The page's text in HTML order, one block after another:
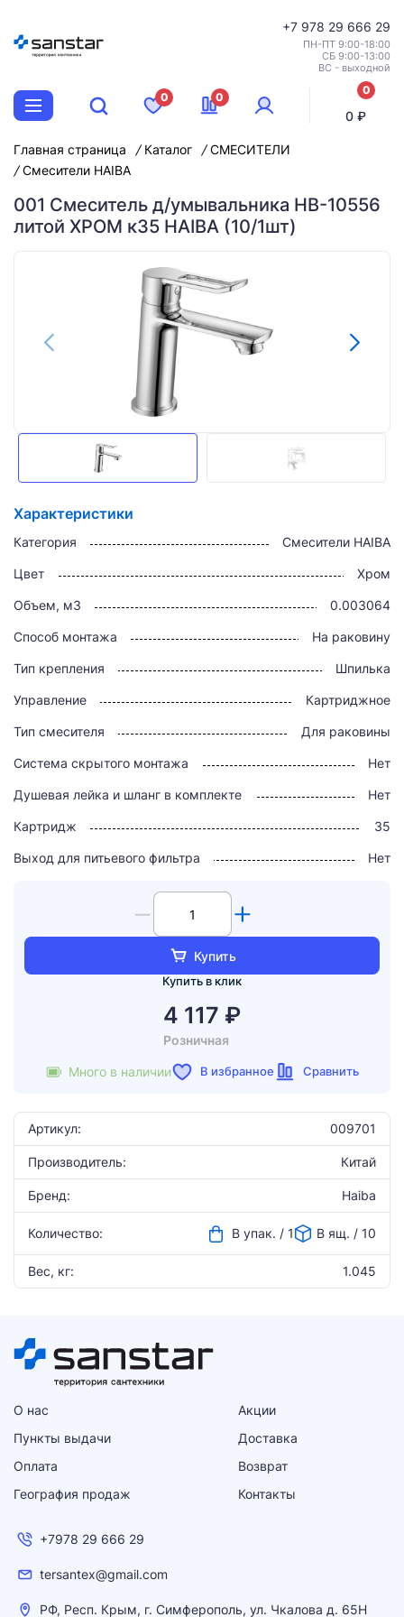
+7 978 29 666 29
ПН-ПТ 9:00-18:00
СБ 9:00-13:00
ВС - выходной
0 0
0
позиций
0 ₽
Главная страница Каталог
СМЕСИТЕЛИ
Смесители HAIBA
001 Смеситель д/умывальника HB-10556
литой ХРОМ к35 HAIBA (10/1шт)
Характеристики
Категория Смесители HAIBA
Цвет Хром
Объем, м3 0.003064
Способ монтажа На раковину
Тип крепления Шпилька
Управление Картриджное
Тип смесителя Для раковины
Система скрытого монтажа Нет
Душевая лейка и шланг в комплекте Нет
Картридж 35
Выход для питьевого фильтра Нет
Купить
Купить в клик
4 117 ₽
Розничная
Много в наличии В избранное Сравнить
Артикул: 009701
Производитель: Китай
Бренд: Haiba
Количество: В упак. / 1 В ящ. / 10
Вес, кг: 1.045
О нас
Акции
Пункты выдачи
Доставка
Оплата
Возврат
География продаж
Контакты
+7978 29 666 29
tersantex@gmail.com
РФ, Респ. Крым, г. Симферополь, ул. Чкалова д. 65Н